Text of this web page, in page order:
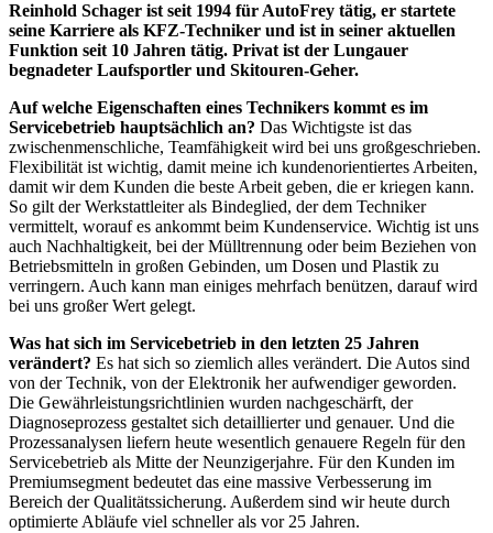
Reinhold Schager ist seit 1994 für AutoFrey tätig, er startete
seine Karriere als KFZ-Techniker und ist in seiner aktuellen
Funktion seit 10 Jahren tätig. Privat ist der Lungauer
begnadeter Laufsportler und Skitouren-Geher.
Auf welche Eigenschaften eines Technikers kommt es im
Servicebetrieb hauptsächlich an? Das Wichtigste ist das
zwischenmenschliche, Teamfähigkeit wird bei uns großgeschrieben.
Flexibilität ist wichtig, damit meine ich kundenorientiertes Arbeiten,
damit wir dem Kunden die beste Arbeit geben, die er kriegen kann.
So gilt der Werkstattleiter als Bindeglied, der dem Techniker
vermittelt, worauf es ankommt beim Kundenservice. Wichtig ist uns
auch Nachhaltigkeit, bei der Mülltrennung oder beim Beziehen von
Betriebsmitteln in großen Gebinden, um Dosen und Plastik zu
verringern. Auch kann man einiges mehrfach benützen, darauf wird
bei uns großer Wert gelegt.
Was hat sich im Servicebetrieb in den letzten 25 Jahren
verändert? Es hat sich so ziemlich alles verändert. Die Autos sind
von der Technik, von der Elektronik her aufwendiger geworden.
Die Gewährleistungsricht­linien wurden nachgeschärft, der
Diagnoseprozess gestaltet sich detaillierter und genauer. Und die
Prozessanalysen liefern heute wesentlich genauere Regeln für den
Servicebetrieb als Mitte der Neunzigerjahre. Für den Kunden im
Premiumsegment bedeutet das eine massive Verbesserung im
Bereich der Qualitätssicherung. Außerdem sind wir heute durch
optimierte Abläufe viel schneller als vor 25 Jahren.